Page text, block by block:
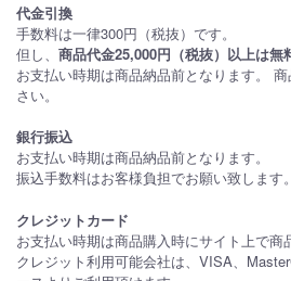
代金引換
手数料は一律300円（税抜）です。
但し、 商品代金25,000円（税抜）以上は無
お支払い時期は商品納品前となります。
さい。
銀行振込
お支払い時期は商品納品前となります。
振込手数料はお客様負担でお願い致します。
クレジットカード
お支払い時期は商品購入時にサイト上で商
クレジット利用可能会社は、VISA、